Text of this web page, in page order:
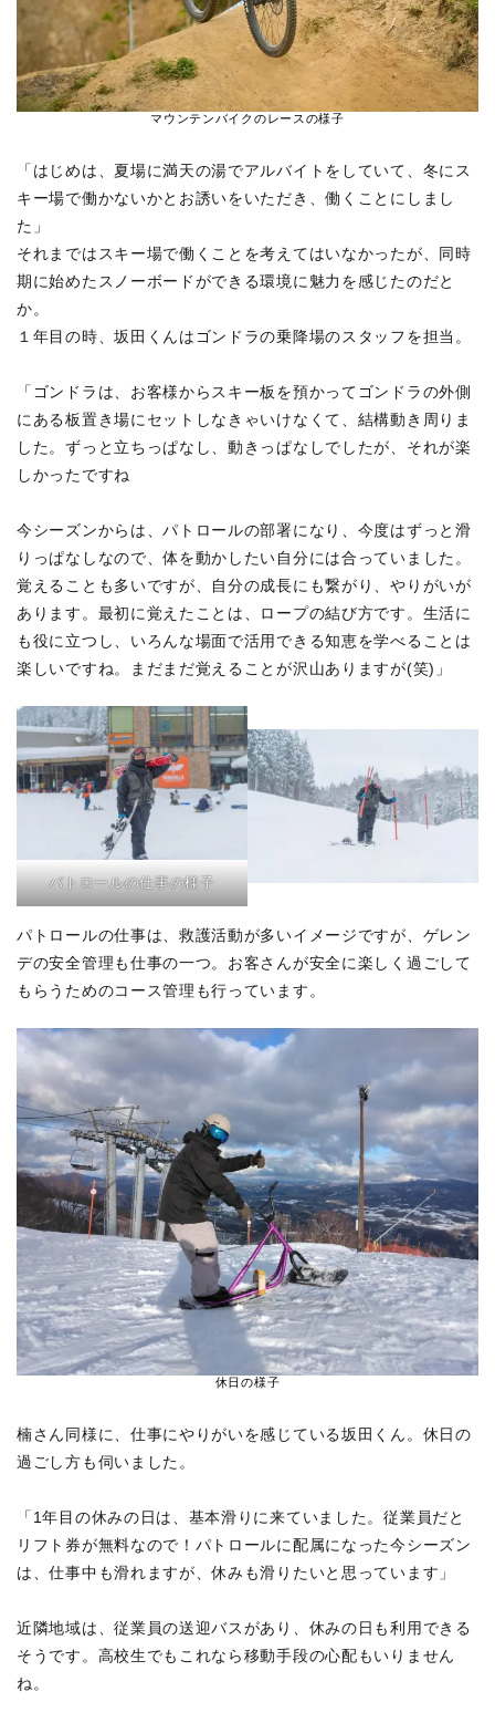
マウンテンバイクのレースの様子
「はじめは、夏場に満天の湯でアルバイトをしていて、冬にス
キー場で働かないかとお誘いをいただき、働くことにしまし
た」
それまではスキー場で働くことを考えてはいなかったが、同時
期に始めたスノーボードができる環境に魅力を感じたのだと
か。
１年目の時、坂田くんはゴンドラの乗降場のスタッフを担当。
「ゴンドラは、お客様からスキー板を預かってゴンドラの外側
にある板置き場にセットしなきゃいけなくて、結構動き周りま
した。ずっと立ちっぱなし、動きっぱなしでしたが、それが楽
しかったですね
今シーズンからは、パトロールの部署になり、今度はずっと滑
りっぱなしなので、体を動かしたい自分には合っていました。
覚えることも多いですが、自分の成長にも繋がり、やりがいが
あります。最初に覚えたことは、ロープの結び方です。生活に
も役に立つし、いろんな場面で活用できる知恵を学べることは
楽しいですね。まだまだ覚えることが沢山ありますが(笑)」
パトロールの仕事の様子
パトロールの仕事は、救護活動が多いイメージですが、ゲレン
デの安全管理も仕事の一つ。お客さんが安全に楽しく過ごして
もらうためのコース管理も行っています。
休日の様子
楠さん同様に、仕事にやりがいを感じている坂田くん。休日の
過ごし方も伺いました。
「1年目の休みの日は、基本滑りに来ていました。従業員だと
リフト券が無料なので！パトロールに配属になった今シーズン
は、仕事中も滑れますが、休みも滑りたいと思っています」
近隣地域は、従業員の送迎バスがあり、休みの日も利用できる
そうです。高校生でもこれなら移動手段の心配もいりません
ね。